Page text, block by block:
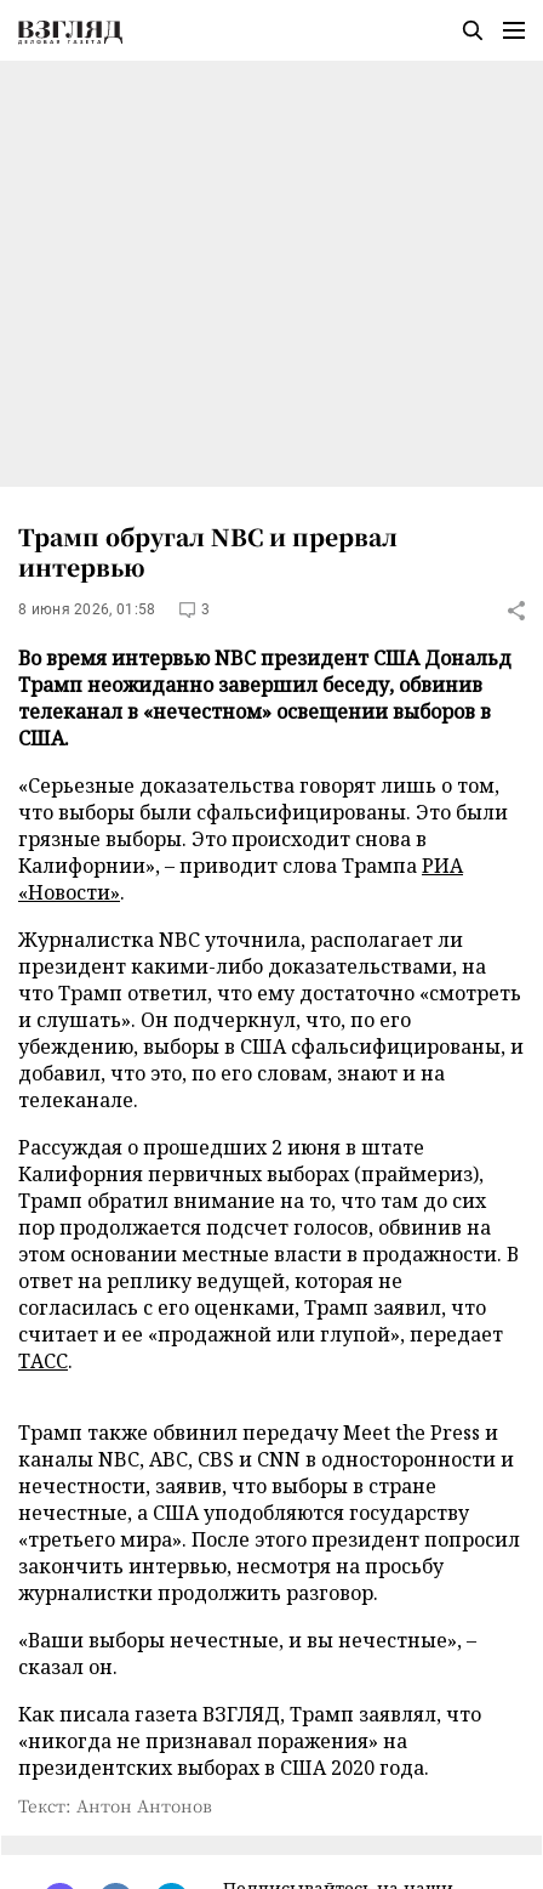
Трамп обругал NBC и прервал
интервью
8 июня 2026, 01:58 3
Во время интервью NBC президент США Дональд
Трамп неожиданно завершил беседу, обвинив
телеканал в «нечестном» освещении выборов в
США.
«Серьезные доказательства говорят лишь о том,
что выборы были сфальсифицированы. Это были
грязные выборы. Это происходит снова в
Калифорнии», – приводит слова ТрампаРИА
«Новости».
Журналистка NBC уточнила, располагает ли
президент какими-либо доказательствами, на
что Трамп ответил, что ему достаточно «смотреть
и слушать». Он подчеркнул, что, по его
убеждению, выборы в США сфальсифицированы, и
добавил, что это, по его словам, знают и на
телеканале.
Рассуждая о прошедших 2 июня в штате
Калифорния первичных выборах (праймериз),
Трамп обратил внимание на то, что там до сих
пор продолжается подсчет голосов, обвинив на
этом основании местные власти в продажности. В
ответ на реплику ведущей, которая не
согласилась с его оценками, Трамп заявил, что
считает и ее «продажной или глупой», передает
ТАСС.
Трамп также обвинил передачу Meet the Press и
каналы NBC, ABC, CBS и CNN в односторонности и
нечестности, заявив, что выборы в стране
нечестные, а США уподобляются государству
«третьего мира». После этого президент попросил
закончить интервью, несмотря на просьбу
журналистки продолжить разговор.
«Ваши выборы нечестные, и вы нечестные», –
сказал он.
Как писала газета ВЗГЛЯД, Трамп заявлял, что
«никогда не признавал поражения» на
президентских выборах в США 2020 года.
Текст: Антон Антонов